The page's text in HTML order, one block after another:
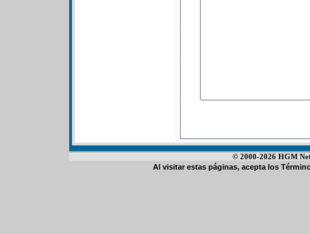
© 2000-2026 HGM
Al visitar estas páginas, acepta los